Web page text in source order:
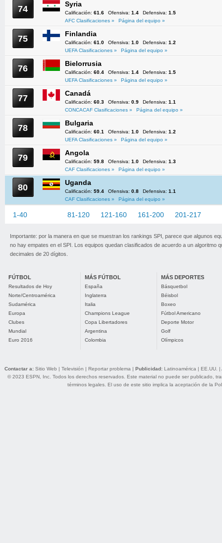
74 Syria
Calificación: 61.6 Ofensiva: 1.4 Defensiva: 1.5
AFC Clasificaciones »
Página del equipo »
75 Finlandia
Calificación: 61.0 Ofensiva: 1.0 Defensiva: 1.2
UEFA Clasificaciones »
Página del equipo »
76 Bielorrusia
Calificación: 60.4 Ofensiva: 1.4 Defensiva: 1.5
UEFA Clasificaciones »
Página del equipo »
77 Canadá
Calificación: 60.3 Ofensiva: 0.9 Defensiva: 1.1
CONCACAF Clasificaciones »
Página del equipo »
78 Bulgaria
Calificación: 60.1 Ofensiva: 1.0 Defensiva: 1.2
UEFA Clasificaciones »
Página del equipo »
79 Angola
Calificación: 59.8 Ofensiva: 1.0 Defensiva: 1.3
CAF Clasificaciones »
Página del equipo »
80 Uganda
Calificación: 59.4 Ofensiva: 0.8 Defensiva: 1.1
CAF Clasificaciones »
Página del equipo »
1-40 81-120 121-160 161-200 201-217
Importante: por la manera en que se muestran los rankings SPI, parece que algunos
no hay empates en el SPI. Los equipos quedan clasificados de acuerdo a un algoritmo
decimales de 20 dígitos.
FÚTBOL
Resultados de Hoy
Norte/Centroamérica
Sudamérica
Europa
Clubes
Mundial
Euro 2016
MÁS FÚTBOL
España
Inglaterra
Italia
Champions League
Copa Libertadores
Argentina
Colombia
MÁS DEPORTES
Básquetbol
Béisbol
Boxeo
Fútbol Americano
Deporte Motor
Golf
Olímpicos
Contactar a: Sitio Web | Televisión | Reportar problema | Publicidad: Latinoamérica | EE.UU. |
© 2023 ESPN, Inc. Todos los derechos reservados. Este material no puede ser publicado,
términos legales. El uso de este sitio implica la aceptación de la